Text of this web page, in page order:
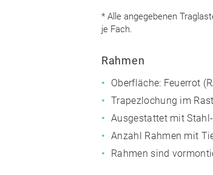
* Alle angegebenen
je Fach.
Rahmen
Oberfläche: Feuerrot
Trapezlochung im
Ausgestattet mit
Anzahl Rahmen mit
Rahmen sind